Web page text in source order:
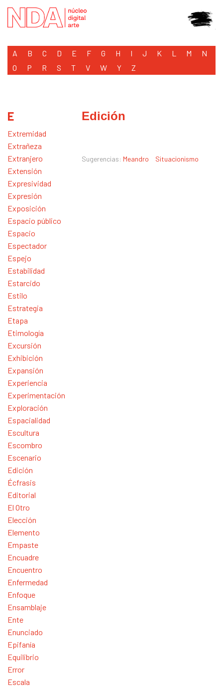
A B C D E F G H I J K L M
N
O
P R S T V W Y Z
E
Extremidad
Extrañeza
Extranjero
Extensión
Expresividad
Expresión
Exposición
Espacio público
Espacio
Espectador
Espejo
Estabilidad
Estarcido
Estilo
Estrategia
Etapa
Etimología
Excursión
Exhibición
Expansión
Experiencia
Experimentación
Exploración
Espacialidad
Escultura
Escombro
Escenario
Edición
Écfrasis
Editorial
El Otro
Elección
Elemento
Empaste
Encuadre
Encuentro
Enfermedad
Enfoque
Ensamblaje
Ente
Enunciado
Epifanía
Equilibrio
Error
Escala
Edición
Sugerencias: Meandro Situacionismo